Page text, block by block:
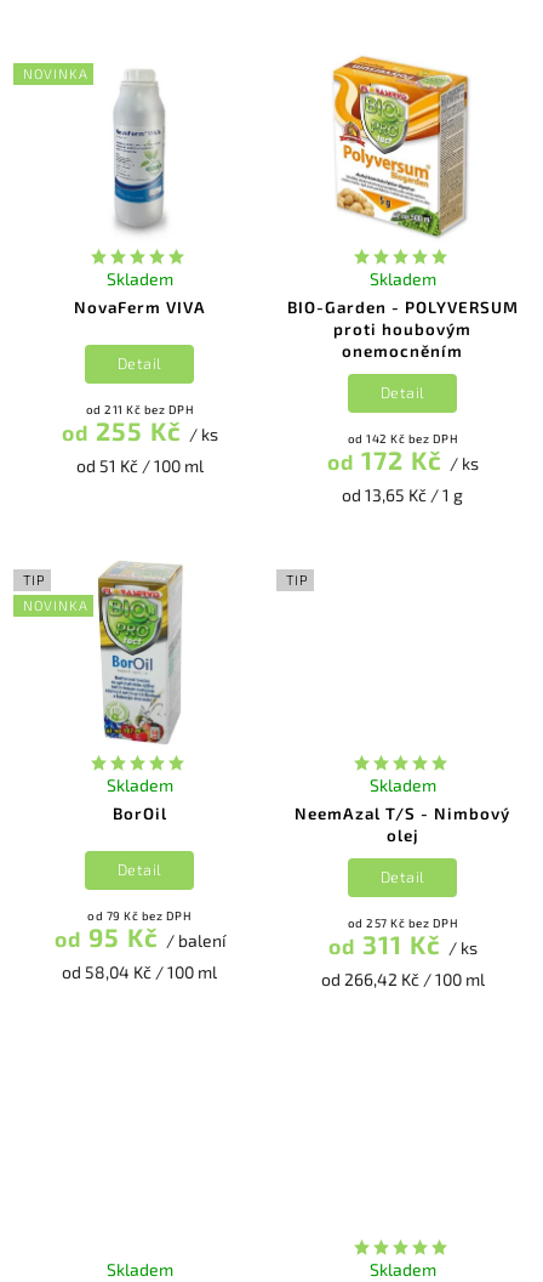
Nejdražší
Abecedně
NOVINKA
NovaFerm VIVA
Skladem
od 211 Kč bez DPH
od 255 Kč / ks
od 51 Kč / 100 ml
Detail
BIO-Garden - POLYVERSUM
proti houbovým
onemocněním
Skladem
od 142 Kč bez DPH
od 172 Kč / ks
od 13,65 Kč / 1 g
Detail
TIP
NOVINKA
BorOil
Skladem
od 79 Kč bez DPH
od 95 Kč / balení
od 58,04 Kč / 100 ml
Detail
TIP
NeemAzal T/S - Nimbový
olej
Skladem
od 257 Kč bez DPH
od 311 Kč / ks
od 266,42 Kč / 100 ml
Detail
Skladem Skladem